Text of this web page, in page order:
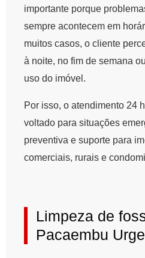
importante porque
sempre acontecem em
muitos casos, o cliente
à noite, no fim de semana
uso do imóvel.
Por isso, o atendimento 24
voltado para situações
preventiva e suporte para
comerciais, rurais e
Limpeza de
Pacaembu